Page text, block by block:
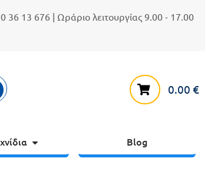
36 13 676| Ωράριο λειτουργίας 9.00 - 17.00
0.00 €
Blog